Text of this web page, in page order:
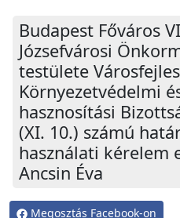
Budapest Főváros
Józsefvárosi
testülete
Környezetvédelmi
hasznosítási
(XI. 10.) számú
használati kérelem
Ancsin Éva
Megosztás Facebook-on